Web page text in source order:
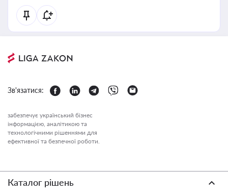
Зв'язатися:
забезпечує український бізнес
інформацією, аналітикою та
технологічними рішеннями для
ефективної та безпечної роботи.
Каталог рішень